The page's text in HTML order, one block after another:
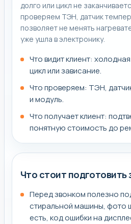
долго или цикл не
проверяем ТЭН, датчик
позволяет не менять
уже ушла в электронику.
Что видит клиент:
цикл или зависание.
Что проверяем: ТЭН,
и модуль.
Что получает клиент:
понятную стоимость до
Что стоит подготовить
Перед звонком полезно
стиральной машины, фото
есть, код ошибки на